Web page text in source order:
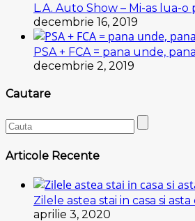
L.A. Auto Show – Mi-as lua-o
decembrie 16, 2019
PSA + FCA = pana unde,
decembrie 2, 2019
Cautare
Articole Recente
Zilele astea stai in casa si
aprilie 3, 2020